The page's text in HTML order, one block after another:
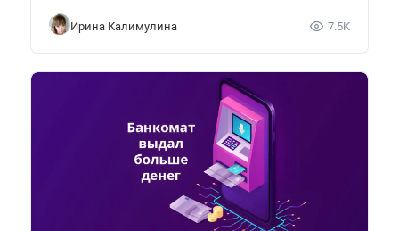
Ирина Калимулина 7.5K